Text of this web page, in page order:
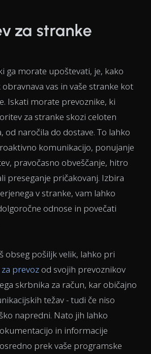
za stranke
ga morate upoštevati, je, kako
vas in vaše stranke kot
Iskati morate prevoznike, ki
za stranke skozi celoten
od naročila do dostave. To lahko
komunikacijo, ponujanje
pravočasno obveščanje, hitro
preseganje pričakovanj. Izbira
v stranke, vam lahko
odnose in povečati
obseg pošiljk velik, lahko pri
prevoz od svojih prevoznikov
skrbnika za račun, kar običajno
težav - tudi če niso
napredni. Nato jih lahko
in informacije
prek vaše programske